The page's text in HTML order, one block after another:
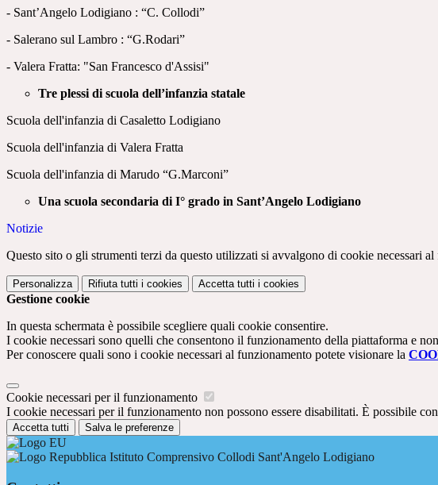
- Sant’Angelo Lodigiano : “C. Collodi”
- Salerano sul Lambro : “G.Rodari”
- Valera Fratta: "San Francesco d'Assisi"
Tre plessi di scuola dell’infanzia statale
Scuola dell'infanzia di Casaletto Lodigiano
Scuola dell'infanzia di Valera Fratta
Scuola dell'infanzia di Marudo “G.Marconi”
Una scuola secondaria di I° grado in Sant’Angelo Lodigiano
Notizie
Questo sito o gli strumenti terzi da questo utilizzati si avvalgono di cookie necessari
Personalizza Rifiuta tutti i cookies Accetta tutti i cookies
Gestione cookie
In questa schermata è possibile scegliere quali cookie consentire.
I cookie necessari sono quelli che consentono il funzionamento della piattaforma e
Per conoscere quali sono i cookie necessari al funzionamento potete visionare la
Cookie necessari per il funzionamento
I cookie necessari per il funzionamento non possono essere disabilitati. È possibile
Accetta tutti Salva le preferenze
Istituto Comprensivo Collodi Sant'Angelo Lodigiano